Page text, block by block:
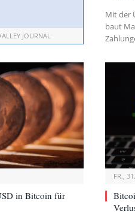
JOURNAL
Mit der
baut
in Bitcoin für
FR.,